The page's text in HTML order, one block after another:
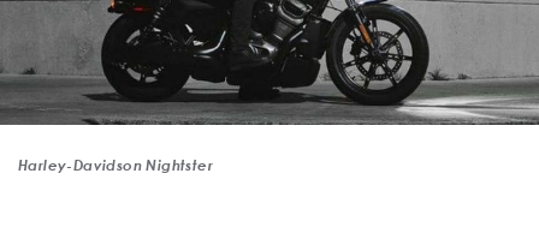
Harley-Davidson Nightster